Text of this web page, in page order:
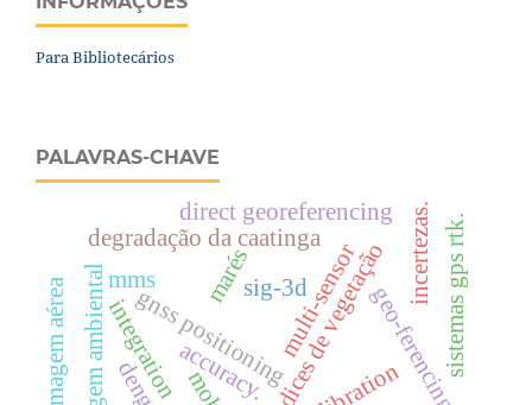
Para Bibliotecários
PALAVRAS-CHAVE
gnss positioning
maréssig-3d
i
n
d
i
c
e
s
d
e
v
e
g
e
t
a
ç
ã
o
degradação da caatinga
multi-sensor
integrationaccuracy. geo-ferencing
mms
direct georeferencing
sistemas gps rtk.
imagem aérea
incertezas.